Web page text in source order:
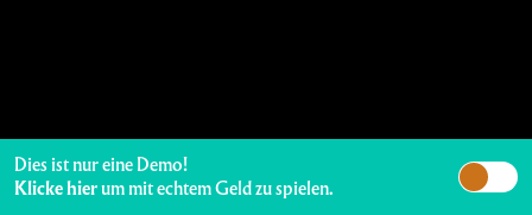
Dies ist nur eine Demo!
Klicke hierum mit echtem Geld zu spielen.